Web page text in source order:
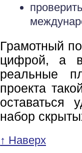
Грамотный
цифрой, а
реальные
проекта
оставаться
набор
↑ Наверх